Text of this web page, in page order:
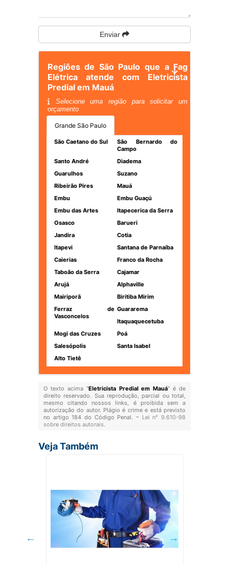
Enviar
Regiões de São Paulo que a Fag
Elétrica atende com Eletricista
Predial em Mauá
Selecione uma região para solicitar um
orçamento
Grande São Paulo
São Caetano do Sul
São Bernardo do
Campo
Santo André
Diadema
Guarulhos
Suzano
Ribeirão Pires
Mauá
Embu
Embu Guaçú
Embu das Artes
Itapecerica da Serra
Osasco
Barueri
Jandira
Cotia
Itapevi
Santana de Parnaíba
Caierias
Franco da Rocha
Taboão da Serra
Cajamar
Arujá
Alphaville
Mairiporã
Biritiba Mirim
Ferraz de
Vasconcelos
Guararema
Itaquaquecetuba
Mogi das Cruzes
Poá
Salesópolis
Santa Isabel
Alto Tietê
O texto acima "Eletricista Predial em Mauá" é de
direito reservado. Sua reprodução, parcial ou total,
mesmo citando nossos links, é proibida sem a
autorização do autor. Plágio é crime e está previsto
no artigo 184 do Código Penal. – Lei n° 9.610-98
sobre direitos autorais.
Veja Também